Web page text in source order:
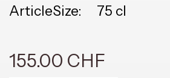
ArticleSize:
75 cl
155.00 CHF